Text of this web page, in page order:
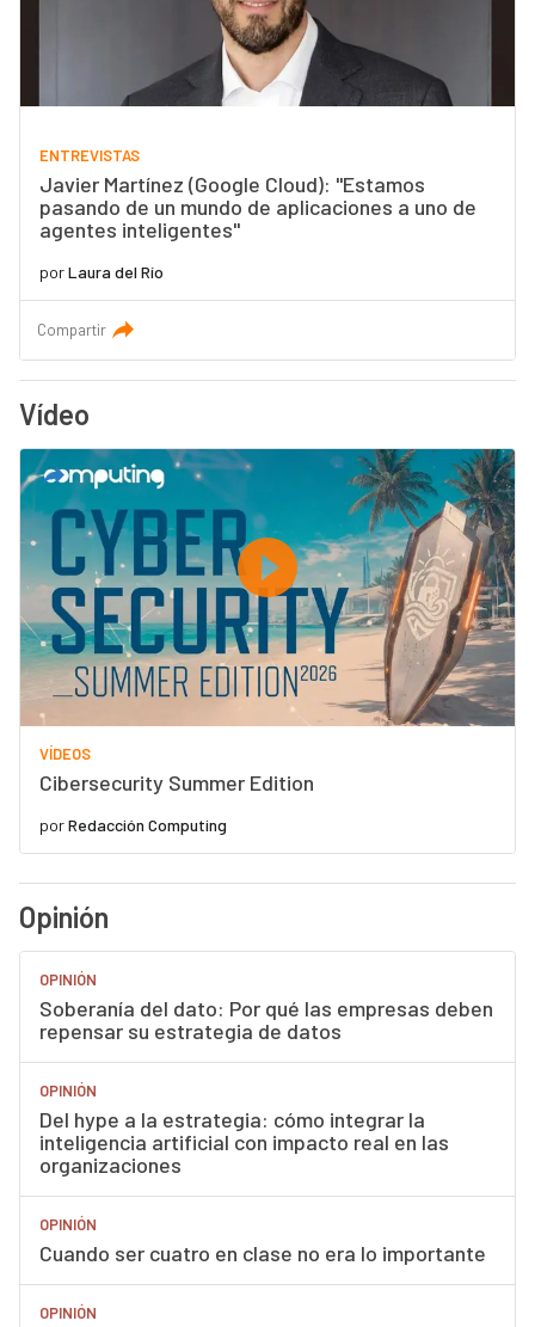
ENTREVISTAS
Javier Martínez (Google Cloud): "Estamos
pasando de un mundo de aplicaciones a uno de
agentes inteligentes"
porLaura del Río
Compartir
Vídeo
VÍDEOS
Cibersecurity Summer Edition
porRedacción Computing
Opinión
OPINIÓN
Soberanía del dato: Por qué las empresas deben
repensar su estrategia de datos
OPINIÓN
Del hype a la estrategia: cómo integrar la
inteligencia artificial con impacto real en las
organizaciones
OPINIÓN
Cuando ser cuatro en clase no era lo importante
OPINIÓN